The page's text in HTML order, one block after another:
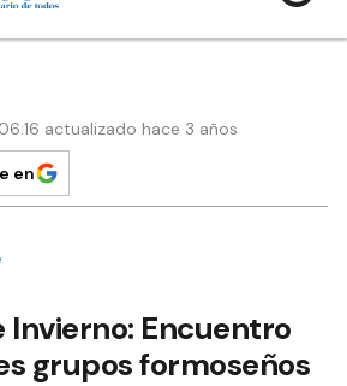
actualizado hace 3 años
en
Invierno: Encuentro
grupos formoseños